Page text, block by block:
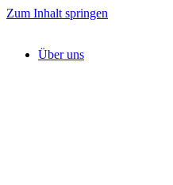
Zum Inhalt springen
Über uns